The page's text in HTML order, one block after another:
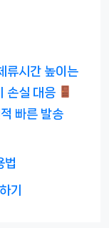
류시간 높이는
손실 대응
빠른 발송
법
기